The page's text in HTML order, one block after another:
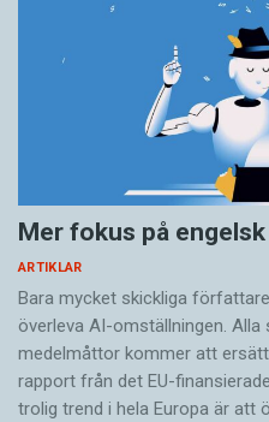
Mer fokus på
ARTIKLAR
Bara mycket skickliga
överleva AI-omställningen.
medelmåttor kommer att
rapport från det EU-
trolig trend i hela Europa är att